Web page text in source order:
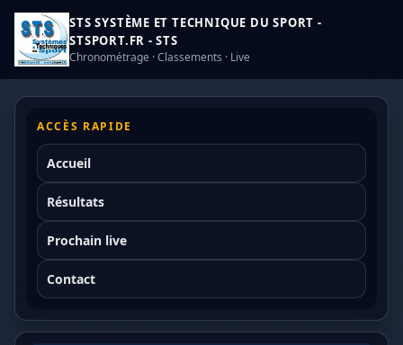
STS SYSTÈME ET TECHNIQUE DU SPORT -
STSPORT.FR - STS
Chronométrage · Classements · Live
ACCÈS RAPIDE
Accueil
Résultats
Prochain live
Contact